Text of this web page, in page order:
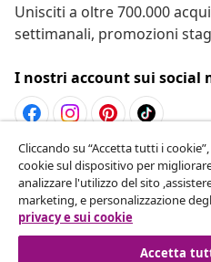
Unisciti a oltre 700.000
settimanali, promozioni
I nostri account sui social
Recesso dal contratto
Invia una richiesta di
Recesso
Cliccando su “Accetta tutti i
cookie sul dispositivo per
analizzare l'utilizzo del sito
marketing, e personalizzazione
privacy e sui cookie
Accetta